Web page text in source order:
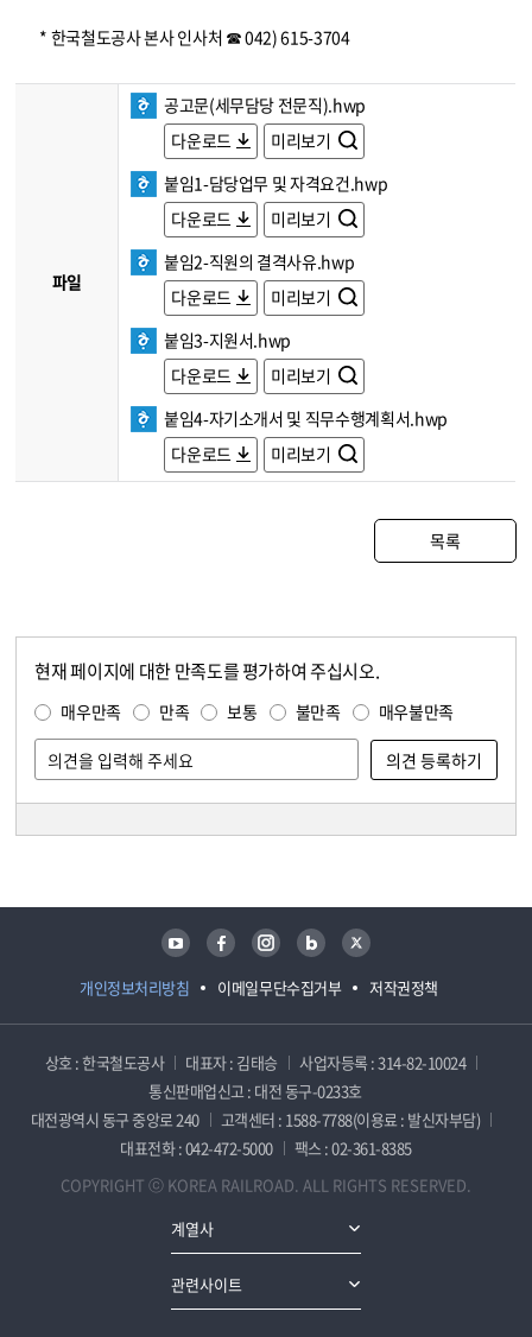
* 한국철도공사 본사 인사처 ☎ 042) 615-3704
파일
공고문(세무담당 전문직).hwp
다운로드
미리보기
붙임1-담당업무 및 자격요건.hwp
다운로드
미리보기
붙임2-직원의 결격사유.hwp
다운로드
미리보기
붙임3-지원서.hwp
다운로드
미리보기
붙임4-자기소개서 및 직무수행계획서.hwp
다운로드
미리보기
목록
현재 페이지에 대한 만족도를 평가하여 주십시오.
매우만족 만족 보통 불만족 매우불만족
개인정보처리방침 이메일무단수집거부 저작권정책
유튜브 페이스북 인스타그램 블로그 트위터
상호 : 한국철도공사 대표자 : 김태승
사업자등록 : 314-82-10024
통신판매업신고 : 대전 동구-0233호
대전광역시 동구 중앙로 240
고객센터 : 1588-7788(이용료 : 발신자부담)
대표전화 : 042-472-5000
팩스 : 02-361-8385
COPYRIGHT ⓒ KOREA RAILROAD. ALL RIGHTS RESERVED.
계열사
관련사이트